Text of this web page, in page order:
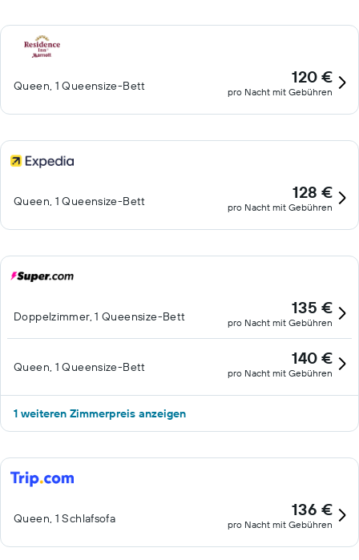
sind Haartrockner, frische Handtücher und frische Bettwäsche
erhältlich. Der Reinigungsservice wird täglich angeboten. Dieses
Hotel verfügt über folgendes Angebot: Außenpool und
Fitnessmöglichkeiten. Die unten aufgeführten Freizeitaktivitäten
werden entweder vor Ort oder in der Nähe angeboten. Es
Queen, 1 Queensize-Bett 120 €
pro Nacht mit Gebühren
Queen, 1 Queensize-Bett 128 €
pro Nacht mit Gebühren
Doppelzimmer, 1 Queensize-Bett 135 €
pro Nacht mit Gebühren
Queen, 1 Queensize-Bett 140 €
pro Nacht mit Gebühren
1 weiteren Zimmerpreis anzeigen
Queen, 1 Schlafsofa 136 €
pro Nacht mit Gebühren